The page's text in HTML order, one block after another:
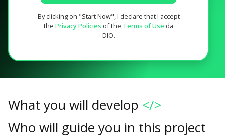
By clicking on "Start Now", I declare that I accept
the Privacy Policies of the Terms of Use da
DIO.
What you will develop </>
Who will guide you in this project